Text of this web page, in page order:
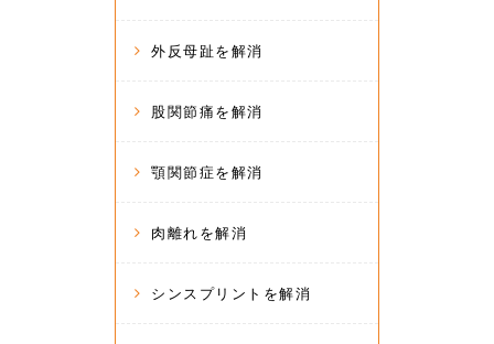
外反母趾を解消
股関節痛を解消
顎関節症を解消
肉離れを解消
シンスプリントを解消